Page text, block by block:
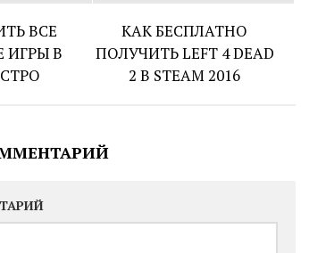
ВСЕ
ИГРЫ В
КАК БЕСПЛАТНО
ПОЛУЧИТЬ LEFT 4 DEAD
2 В STEAM 2016